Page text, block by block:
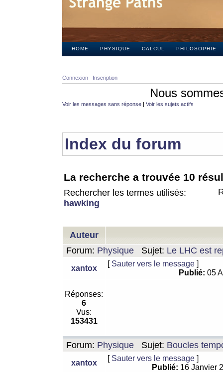
HOME PHYSIQUE CALCUL PHILOSOPHIE
Connexion Inscription
Nous
Voir les messages sans réponse | Voir les sujets actifs
Index du forum
La recherche a trouvée 10
Rechercher les termes utilisés:
hawking
Auteur
Forum: Physique Sujet: Le LHC est
xantox
[ Sauter vers le message ]
Publié: 05
Réponses:
6
Vus:
153431
Forum: Physique Sujet: Boucles
xantox
[ Sauter vers le message ]
Publié: 16 Janvier